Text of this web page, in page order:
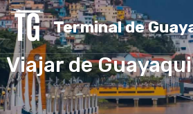
Terminal de
Viajar de